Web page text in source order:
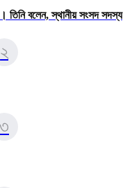
তিনি বলেন, স্থানীয় সংসদ সদস্য
২
৩